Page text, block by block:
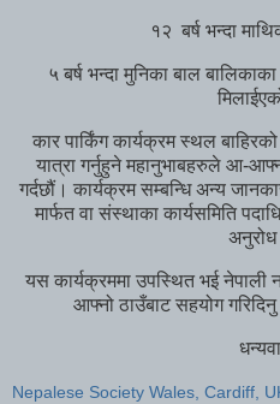
१२ बर्ष भन्दा
५ बर्ष भन्दा मुनिका बाल
कार पार्किंग कार्यक्रम स्थल
यात्रा गर्नुहुने महानुभाबहरुले आ-
गर्दछौं। कार्यक्रम सम्बन्धि अन्य
मार्फत वा संस्थाका कार्यसमिति
यस कार्यक्रममा उपस्थित भई
आफ्नो ठाउँबाट सहयोग गरिदिनु
Nepalese Society Wales, Cardiff,